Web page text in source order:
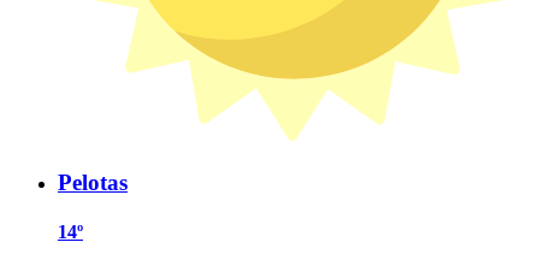
Pelotas
14º